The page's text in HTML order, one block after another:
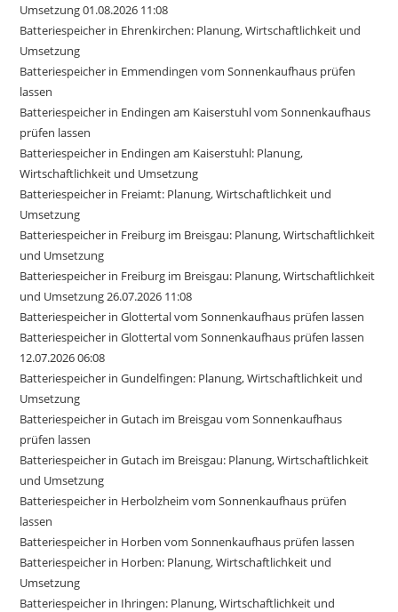
Umsetzung 01.08.2026 11:08
Batteriespeicher in Ehrenkirchen: Planung, Wirtschaftlichkeit und
Umsetzung
Batteriespeicher in Emmendingen vom Sonnenkaufhaus prüfen
lassen
Batteriespeicher in Endingen am Kaiserstuhl vom Sonnenkaufhaus
prüfen lassen
Batteriespeicher in Endingen am Kaiserstuhl: Planung,
Wirtschaftlichkeit und Umsetzung
Batteriespeicher in Freiamt: Planung, Wirtschaftlichkeit und
Umsetzung
Batteriespeicher in Freiburg im Breisgau: Planung, Wirtschaftlichkeit
und Umsetzung
Batteriespeicher in Freiburg im Breisgau: Planung, Wirtschaftlichkeit
und Umsetzung 26.07.2026 11:08
Batteriespeicher in Glottertal vom Sonnenkaufhaus prüfen lassen
Batteriespeicher in Glottertal vom Sonnenkaufhaus prüfen lassen
12.07.2026 06:08
Batteriespeicher in Gundelfingen: Planung, Wirtschaftlichkeit und
Umsetzung
Batteriespeicher in Gutach im Breisgau vom Sonnenkaufhaus
prüfen lassen
Batteriespeicher in Gutach im Breisgau: Planung, Wirtschaftlichkeit
und Umsetzung
Batteriespeicher in Herbolzheim vom Sonnenkaufhaus prüfen
lassen
Batteriespeicher in Horben vom Sonnenkaufhaus prüfen lassen
Batteriespeicher in Horben: Planung, Wirtschaftlichkeit und
Umsetzung
Batteriespeicher in Ihringen: Planung, Wirtschaftlichkeit und